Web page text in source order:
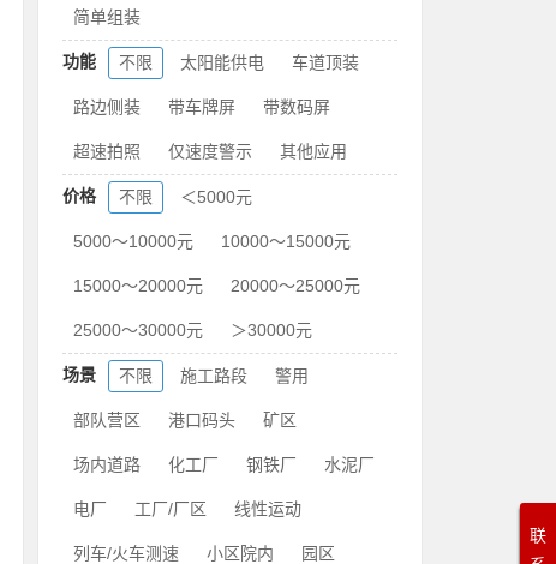
简单组装
功能 不限 太阳能供电 车道顶装
路边侧装 带车牌屏 带数码屏
超速拍照 仅速度警示 其他应用
价格 不限 ＜5000元
5000～10000元 10000～15000元
15000～20000元 20000～25000元
25000～30000元 ＞30000元
场景 不限 施工路段 警用
部队营区 港口码头 矿区
场内道路 化工厂 钢铁厂 水泥厂
电厂 工厂/厂区 线性运动
列车/火车测速 小区院内 园区
联